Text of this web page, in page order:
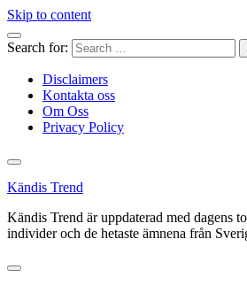
Skip to content
Search for:
Disclaimers
Kontakta oss
Om Oss
Privacy Policy
Kändis Trend
Kändis Trend är uppdaterad med dagens
individer och de hetaste ämnena från